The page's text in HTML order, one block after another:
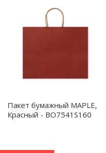
Пакет бумажный MAPLE,
Красный - BO7541S160